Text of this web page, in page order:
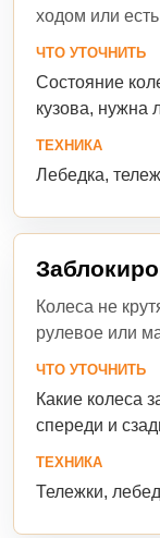
ходом или
ЧТО УТОЧНИТЬ
Состояние
кузова, нужна
ТЕХНИКА
Лебедка,
Колеса не
рулевое или
ЧТО УТОЧНИТЬ
Какие колеса
спереди и
ТЕХНИКА
Тележки,